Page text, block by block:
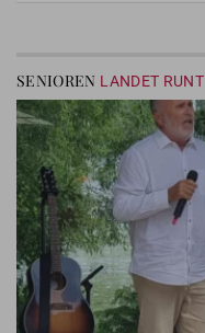
SENIOREN LANDET RUNT